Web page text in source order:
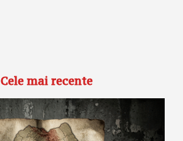
Cele mai recente